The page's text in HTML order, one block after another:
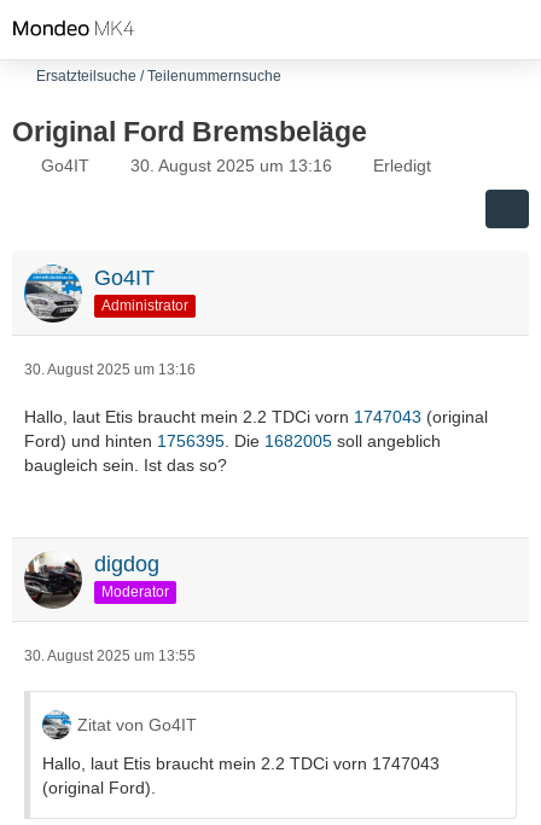
Ersatzteilsuche / Teilenummernsuche
Original Ford Bremsbeläge
Go4IT 30. August 2025 um 13:16 Erledigt
Go4IT
Administrator
30. August 2025 um 13:16
Hallo, laut Etis braucht mein 2.2 TDCi vorn 1747043 (original
Ford) und hinten 1756395 . Die 1682005 soll angeblich
baugleich sein. Ist das so?
digdog
Moderator
30. August 2025 um 13:55
Zitat von Go4IT
Hallo, laut Etis braucht mein 2.2 TDCi vorn 1747043
(original Ford).